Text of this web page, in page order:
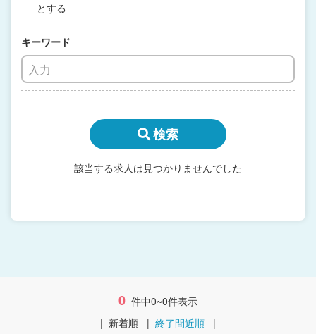
とする
キーワード
検索
該当する求人は見つかりませんでした
0 件中0~0件表示
| 新着順 | 終了間近順 |